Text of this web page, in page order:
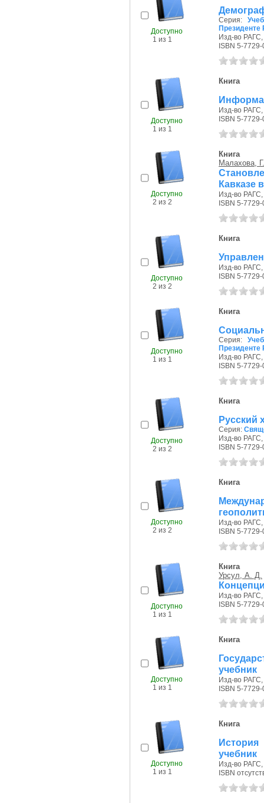
Доступно
1 из 1
Серия:
Президенте
Изд-во РАГС,
ISBN 5-
Доступно
1 из 1
Книга
Изд-во РАГС,
ISBN 5-
Доступно
2 из 2
Книга
Малахова,
Кавказе
Изд-во РАГС,
ISBN 5-
Доступно
2 из 2
Книга
Изд-во РАГС,
ISBN 5-
Доступно
1 из 1
Книга
Серия:
Президенте
Изд-во РАГС,
ISBN 5-
Доступно
2 из 2
Книга
Русский
Серия:
Изд-во РАГС,
ISBN 5-
Доступно
2 из 2
Книга
Изд-во РАГС,
ISBN 5-
Доступно
1 из 1
Книга
Урсул, А. Д.
Изд-во РАГС,
ISBN 5-
Доступно
1 из 1
Книга
учебник
Изд-во РАГС,
ISBN 5-
Доступно
1 из 1
Книга
учебник
Изд-во РАГС,
ISBN